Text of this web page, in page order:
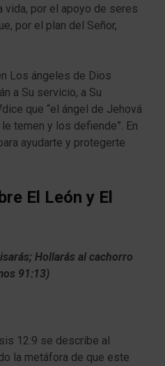
vida, por el apoyo de seres
por el plan del Señor,
Los ángeles de Dios
a Su servicio, a Su
que “el ángel de Jehová
temen y los defiende”. En
ayudarte y protegerte
El León y El
Hollarás al cachorro
91:13)
12:9 se describe al
la metáfora de que este